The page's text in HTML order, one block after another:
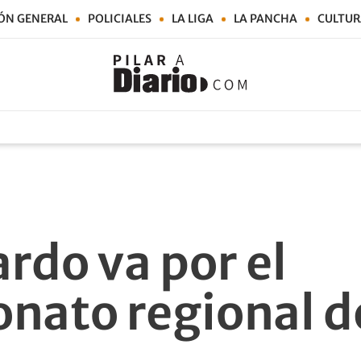
GENERAL POLICIALES LA LIGA LA PANCHA
va por el
regional